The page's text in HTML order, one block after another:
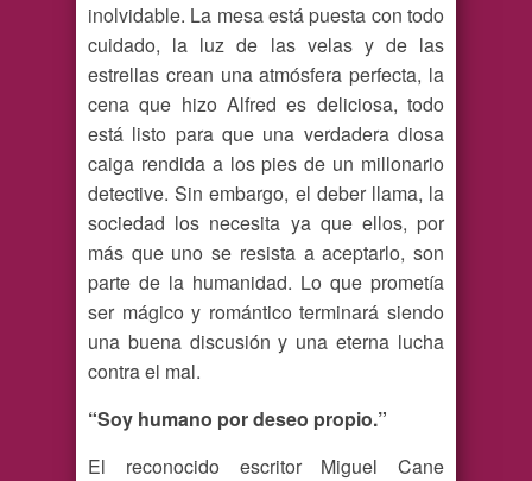
inolvidable. La mesa está puesta con todo
cuidado, la luz de las velas y de las
estrellas crean una atmósfera perfecta, la
cena que hizo Alfred es deliciosa, todo
está listo para que una verdadera diosa
caiga rendida a los pies de un millonario
detective. Sin embargo, el deber llama, la
sociedad los necesita ya que ellos, por
más que uno se resista a aceptarlo, son
parte de la humanidad. Lo que prometía
ser mágico y romántico terminará siendo
una buena discusión y una eterna lucha
contra el mal.
“Soy humano por deseo propio.”
El reconocido escritor Miguel Cane